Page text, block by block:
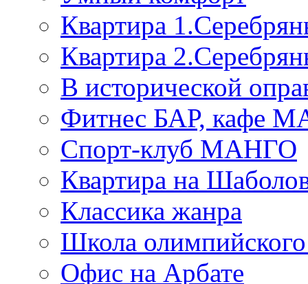
Квартира
Квартира
В исторической
Фитнес БАР, кафе
Спорт-клуб МАНГО
Квартира на
Классика жанра
Школа олимпийского
Офис на Арбате